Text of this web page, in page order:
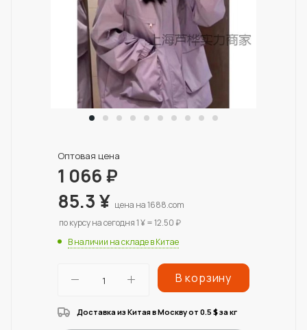
Оптовая цена
1 066₽
85.3¥ цена на 1688.com
по курсу на сегодня 1 ¥ = 12.50 ₽
В наличии на складе в Китае
В корзину
Доставка из Китая в Москву от 0.5 $за кг